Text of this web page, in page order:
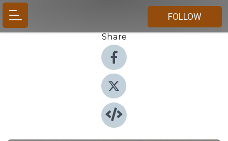
FOLLOW
Share